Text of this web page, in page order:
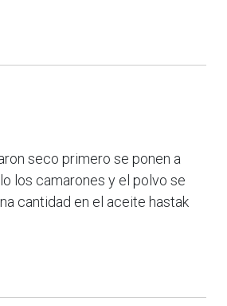
seco primero se ponen a
los camarones y el polvo se
cantidad en el aceite hastak